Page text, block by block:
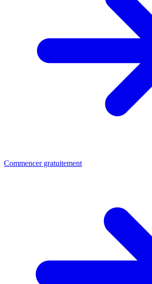
Commencer gratuitement